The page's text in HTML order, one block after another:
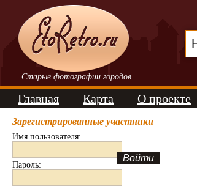
Старые фотографии городов
Главная Карта О проекте
Зарегистрированные участники
Имя пользователя:
Пароль: